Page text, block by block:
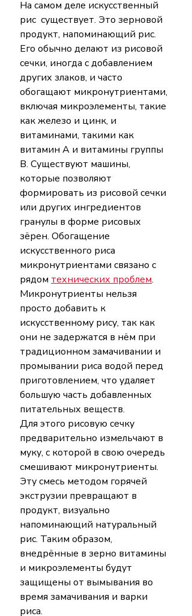
На самом деле искусственный
рис  существует. Это зерновой
продукт, напоминающий рис.
Его обычно делают из рисовой
сечки, иногда с добавлением
других злаков, и часто
обогащают микронутриентами,
включая микроэлементы, такие
как железо и цинк, и
витаминами, такими как
витамин А и витамины группы
В. Существуют машины,
которые позволяют
формировать из рисовой сечки
или других ингредиентов
гранулы в форме рисовых
зёрен. Обогащение
искусственного риса
микронутриентами связано с
рядом технических проблем.
Микронутриенты нельзя
просто добавить к
искусственному рису, так как
они не задержатся в нём при
традиционном замачивании и
промывании риса водой перед
приготовлением, что удаляет
большую часть добавленных
питательных веществ.
Для этого рисовую сечку
предварительно измельчают в
муку, с которой в свою очередь
смешивают микронутриенты.
Эту смесь методом горячей
экструзии превращают в
продукт, визуально
напоминающий натуральный
рис. Таким образом,
внедрённые в зерно витамины
и микроэлементы будут
защищены от вымывания во
время замачивания и варки
риса.